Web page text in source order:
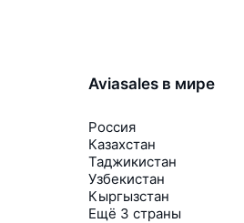
Aviasales в мире
Россия
Казахстан
Таджикистан
Узбекистан
Кыргызстан
Ещё 3 страны